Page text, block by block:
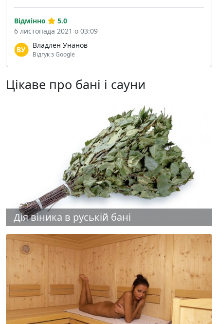
Владлен Унанов
Відгук з Google
Відмінно
5.0
6 листопада 2021 о 03:09
Цікаве про бані і сауни
Дія віника в руській бані